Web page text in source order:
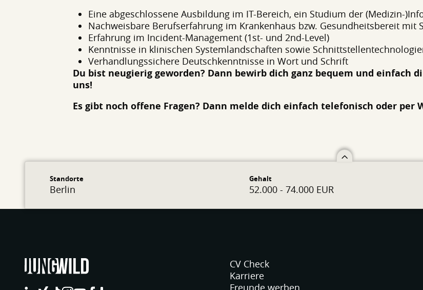
Eine abgeschlossene Ausbildung im IT-Bereich, ein Studium der (Medizin-
Nachweisbare Berufserfahrung im Krankenhaus bzw. Gesundheitsbereit mit
Erfahrung im Incident-Management (1st- und 2nd-Level)
Kenntnisse in klinischen Systemlandschaften sowie
Verhandlungssichere Deutschkenntnisse in Wort und Schrift
Du bist neugierig geworden? Dann bewirb dich ganz bequem und einfach
uns!
Es gibt noch offene Fragen? Dann melde dich einfach telefonisch oder per
Standorte
Berlin
Gehalt
52.000 - 74.000 EUR
CV Check
Karriere
Freunde werben